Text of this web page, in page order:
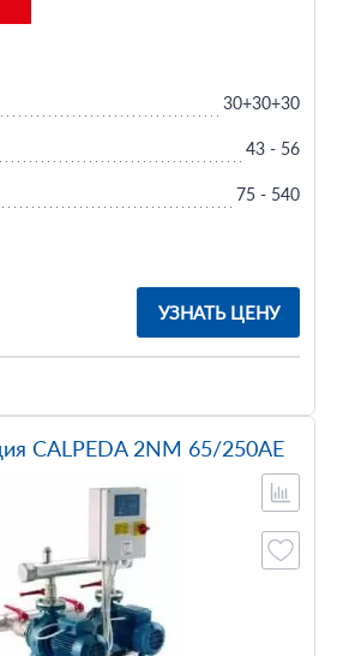
УЗНАТЬ ЦЕНУ
30+30+30
43 - 56
75 - 540
CALPEDA 2NM 65/250AE